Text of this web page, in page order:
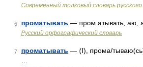
Современный толковый словарь
6 проматывать — пром атывать, аю,
Русский орфографический словарь
7 проматывать — (I), прома/